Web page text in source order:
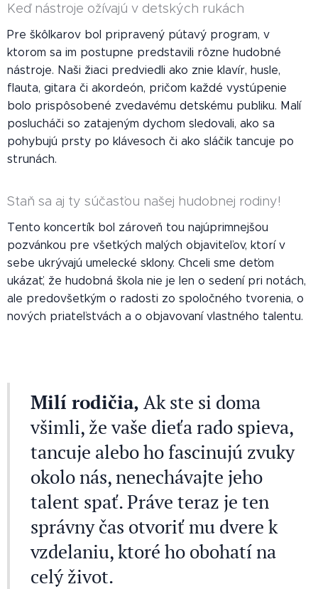
Keď nástroje ožívajú v detských rukách
Pre škôlkarov bol pripravený pútavý program, v
ktorom sa im postupne predstavili rôzne hudobné
nástroje. Naši žiaci predviedli ako znie klavír, husle,
flauta, gitara či akordeón, pričom každé vystúpenie
bolo prispôsobené zvedavému detskému publiku. Malí
poslucháči so zatajeným dychom sledovali, ako sa
pohybujú prsty po klávesoch či ako sláčik tancuje po
strunách.
Staň sa aj ty súčasťou našej hudobnej rodiny!
Tento koncertík bol zároveň tou najúprimnejšou
pozvánkou pre všetkých malých objaviteľov, ktorí v
sebe ukrývajú umelecké sklony. Chceli sme deťom
ukázať, že hudobná škola nie je len o sedení pri notách,
ale predovšetkým o radosti zo spoločného tvorenia, o
nových priateľstvách a o objavovaní vlastného talentu.
Milí rodičia, Ak ste si doma
všimli, že vaše dieťa rado spieva,
tancuje alebo ho fascinujú zvuky
okolo nás, nenechávajte jeho
talent spať. Práve teraz je ten
správny čas otvoriť mu dvere k
vzdelaniu, ktoré ho obohatí na
celý život.